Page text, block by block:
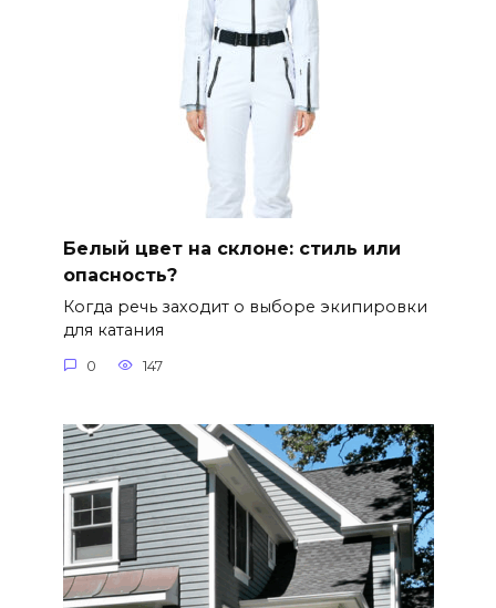
Белый цвет на склоне: стиль или
опасность?
Когда речь заходит о выборе экипировки
для катания
0 147